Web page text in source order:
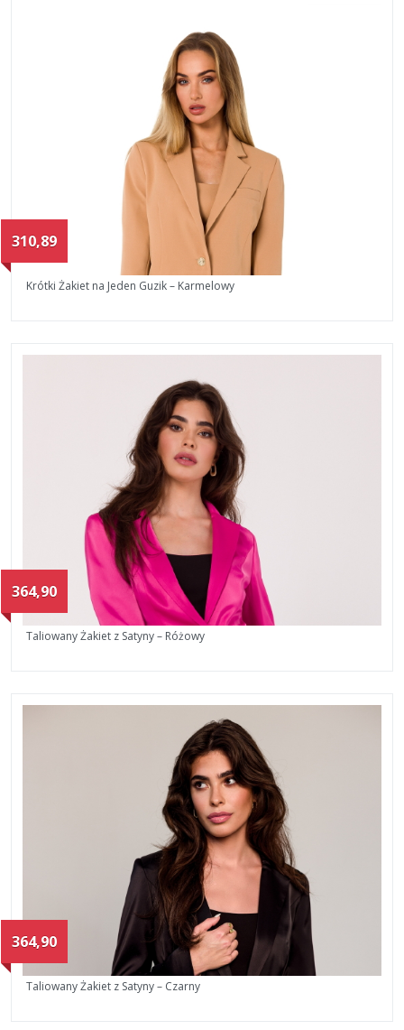
310,89
Krótki Żakiet na Jeden Guzik – Karmelowy
364,90
Taliowany Żakiet z Satyny – Różowy
364,90
Taliowany Żakiet z Satyny – Czarny